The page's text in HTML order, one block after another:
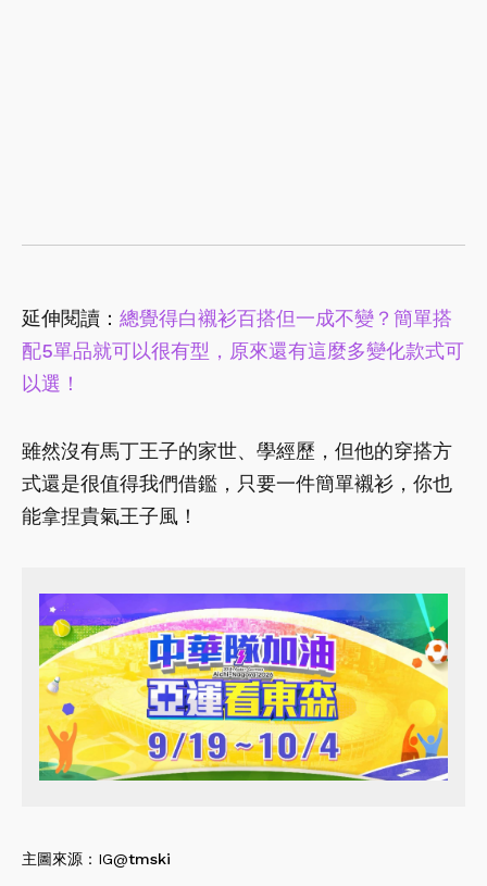
延伸閱讀： 總覺得白襯衫百搭但一成不變？簡單搭
配5單品就可以很有型，原來還有這麼多變化款式可
以選！
雖然沒有馬丁王子的家世、學經歷，但他的穿搭方
式還是很值得我們借鑑，只要一件簡單襯衫，你也
能拿捏貴氣王子風！
主圖來源：IG@tmski